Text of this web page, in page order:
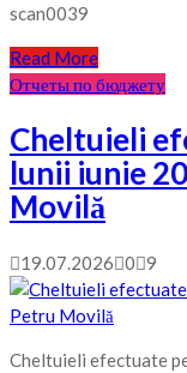
scan0039
Read More
Отчеты по бюджету
Cheltuieli
lunii iunie
Movilă
19.07.2026 0 9
Cheltuieli efectuate